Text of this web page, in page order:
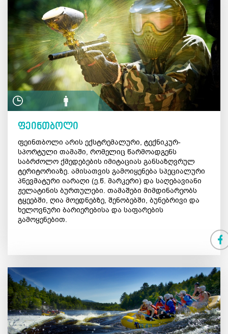
ფეინთბოლი
ფეინთბოლი არის ექსტრემალური, ტექნიკურ-
სპორტული თამაში, რომელიც წარმოადგენს
საბრძოლო ქმედებების იმიტაციას განსაზღვრულ
ტერიტორიაზე. ამისათვის გამოიყენება სპეციალური
პნევმატური იარაღი (ე.წ. მარკერი) და საღებავიანი
ჟელატინის ბურთულები. თამაშები მიმდინარეობს
ტყეებში, ღია მოედნებზე, შენობებში, ბუნებრივი და
ხელოვნური ბარიერებისა და საფარების
გამოყენებით.